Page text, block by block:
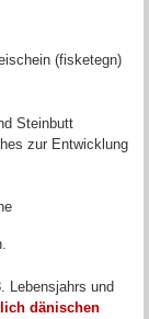
(fisketegn)
Steinbutt
zur Entwicklung
Lebensjahrs und
dänischen